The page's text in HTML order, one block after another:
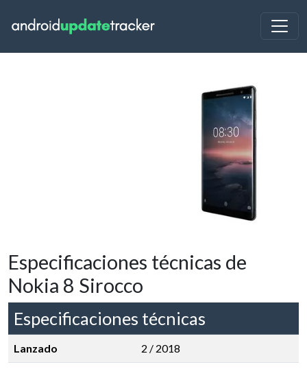
Especificaciones técnicas de
Nokia 8 Sirocco
Especificaciones técnicas
Lanzado 2 / 2018